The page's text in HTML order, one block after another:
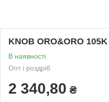
KNOB ORO&ORO
В наявності
Опт і роздріб
2 340,80 ₴